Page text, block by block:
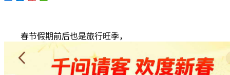
春节假期前后也是旅行旺季，